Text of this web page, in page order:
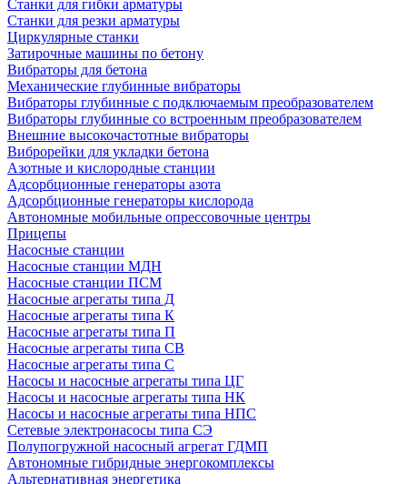
Станки для гибки арматуры
Станки для резки арматуры
Циркулярные станки
Затирочные машины по бетону
Вибраторы для бетона
Механические глубинные вибраторы
Вибраторы глубинные с подключаемым преобразователем
Вибраторы глубинные со встроенным преобразователем
Внешние высокочастотные вибраторы
Виброрейки для укладки бетона
Азотные и кислородные станции
Адсорбционные генераторы азота
Адсорбционные генераторы кислорода
Автономные мобильные опрессовочные центры
Прицепы
Насосные станции
Насосные станции МДН
Насосные станции ПСМ
Насосные агрегаты типа Д
Насосные агрегаты типа К
Насосные агрегаты типа П
Насосные агрегаты типа СВ
Насосные агрегаты типа С
Насосы и насосные агрегаты типа ЦГ
Насосы и насосные агрегаты типа НК
Насосы и насосные агрегаты типа НПС
Сетевые электронасосы типа СЭ
Полупогружной насосный агрегат ГДМП
Автономные гибридные энергокомплексы
Альтернативная энергетика